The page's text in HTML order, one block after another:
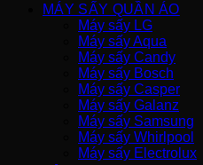
MÁY SẤY QUẦN ÁO
Máy sấy LG
Máy sấy Aqua
Máy sấy Candy
Máy sấy Bosch
Máy sấy Casper
Máy sấy Galanz
Máy sấy Samsung
Máy sấy Whirlpool
Máy sấy Electrolux